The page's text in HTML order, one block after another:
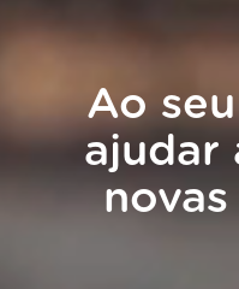
Ao
ajudar